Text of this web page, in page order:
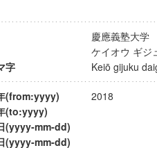
ター
慶應義塾大学
ケイオウ ギ
字
Keiō gijuku
(from:yyyy)
2018
(to:yyyy)
(yyyy-mm-dd)
(yyyy-mm-dd)